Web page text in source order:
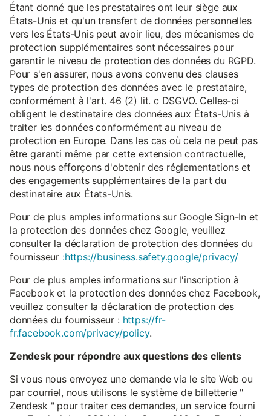
Étant donné que les prestataires ont leur siège aux
États-Unis et qu'un transfert de données personnelles
vers les États-Unis peut avoir lieu, des mécanismes de
protection supplémentaires sont nécessaires pour
garantir le niveau de protection des données du RGPD.
Pour s'en assurer, nous avons convenu des clauses
types de protection des données avec le prestataire,
conformément à l'art. 46 (2) lit. c DSGVO. Celles-ci
obligent le destinataire des données aux États-Unis à
traiter les données conformément au niveau de
protection en Europe. Dans les cas où cela ne peut pas
être garanti même par cette extension contractuelle,
nous nous efforçons d'obtenir des réglementations et
des engagements supplémentaires de la part du
destinataire aux États-Unis.
Pour de plus amples informations sur Google Sign-In et
la protection des données chez Google, veuillez
consulter la déclaration de protection des données du
fournisseur :https://business.safety.google/privacy/
Pour de plus amples informations sur l'inscription à
Facebook et la protection des données chez Facebook,
veuillez consulter la déclaration de protection des
données du fournisseur : https://fr-
fr.facebook.com/privacy/policy.
Zendesk pour répondre aux questions des clients
Si vous nous envoyez une demande via le site Web ou
par courriel, nous utilisons le système de billetterie "
Zendesk " pour traiter ces demandes, un service fourni